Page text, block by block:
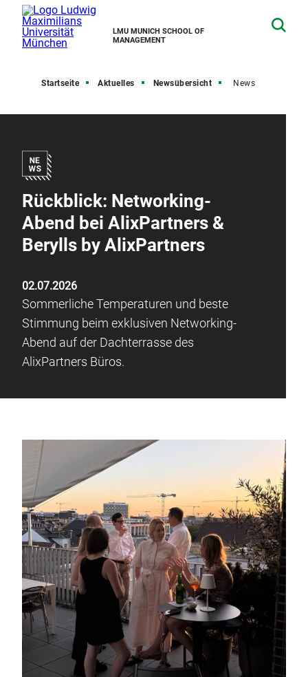
LMU MUNICH SCHOOL OF
MANAGEMENT
Startseite Aktuelles Newsübersicht News
Rückblick: Networking-
Abend bei AlixPartners &
Berylls by AlixPartners
02.07.2026
Sommerliche Temperaturen und beste
Stimmung beim exklusiven Networking-
Abend auf der Dachterrasse des
AlixPartners Büros.